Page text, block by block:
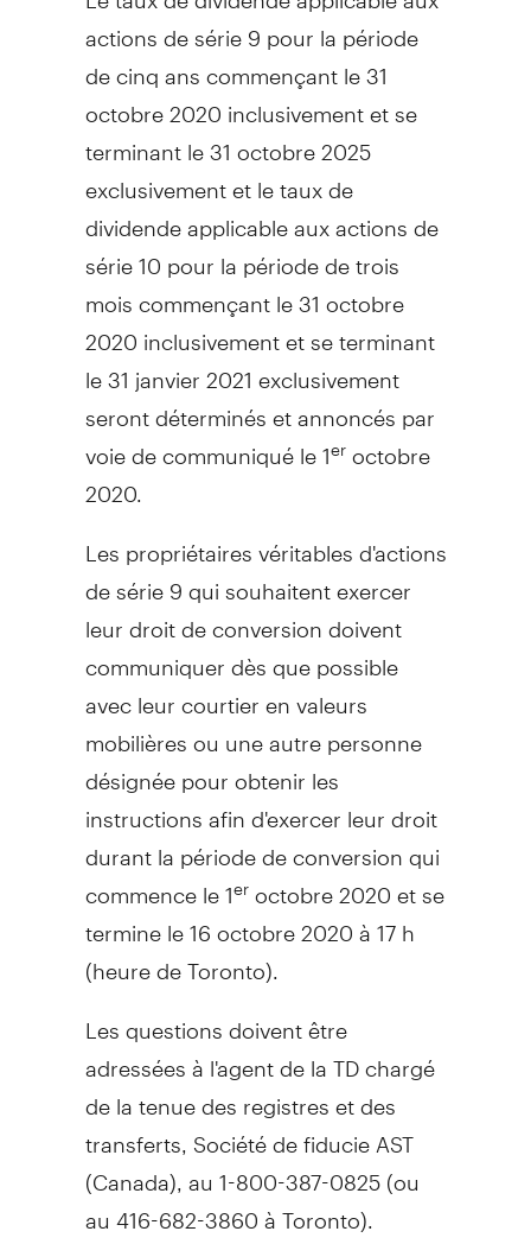
actions de série 9 pour la période
de cinq ans commençant le 31
octobre 2020 inclusivement et se
terminant le 31 octobre 2025
exclusivement et le taux de
dividende applicable aux actions de
série 10 pour la période de trois
mois commençant le 31 octobre
2020 inclusivement et se terminant
le 31 janvier 2021 exclusivement
seront déterminés et annoncés par
voie de communiqué le 1eroctobre
2020.
Les propriétaires véritables d'actions
de série 9 qui souhaitent exercer
leur droit de conversion doivent
communiquer dès que possible
avec leur courtier en valeurs
mobilières ou une autre personne
désignée pour obtenir les
instructions afin d'exercer leur droit
durant la période de conversion qui
commence le 1eroctobre2020 etse
termine le 16 octobre 2020 à 17 h
(heure deToronto).
Les questions doivent être
adressées à l'agent de la TD chargé
de la tenue des registres et des
transferts, Société de fiducie AST
(Canada), au 1-800-387-0825 (ou
au 416-682-3860 àToronto).